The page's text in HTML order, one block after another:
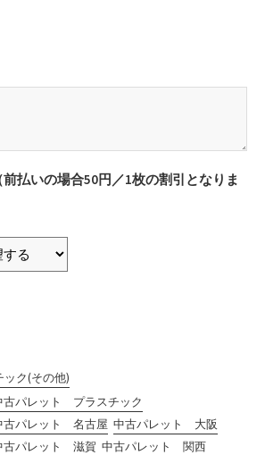
払いの場合50円／1枚の割引となりま
ック(その他)
古パレット プラスチック
古パレット 名古屋 中古パレット 大阪
古パレット 滋賀 中古パレット 関西